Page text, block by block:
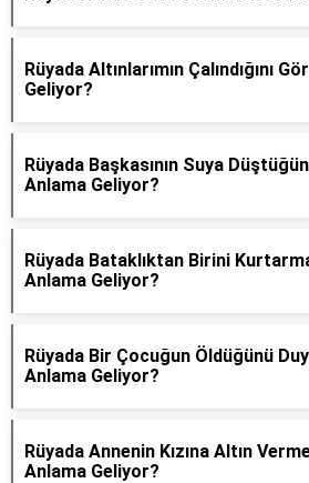
Rüyada Altınlarımın Çalındığını
Geliyor?
Rüyada Başkasının Suya
Anlama Geliyor?
Rüyada Bataklıktan Birini
Anlama Geliyor?
Rüyada Bir Çocuğun Öldüğünü
Anlama Geliyor?
Rüyada Annenin Kızına Altın
Anlama Geliyor?